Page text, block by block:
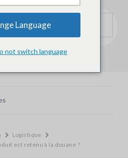
Logistique
est retenu à la douane ?
Language
not switch language